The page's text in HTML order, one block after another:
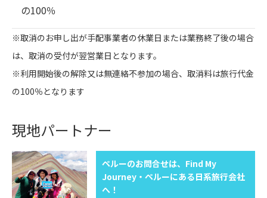
の100％
※取消のお申し出が手配事業者の休業日または業務終了後の場合
は、取消の受付が翌営業日となります。
※利用開始後の解除又は無連絡不参加の場合、取消料は旅行代金
の100％となります
現地パートナー
ペルーのお問合せは、Find My
Journey・ペルーにある日系旅行会社
へ！